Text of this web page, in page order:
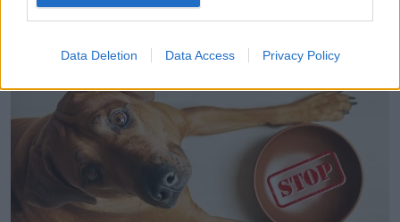
Data Deletion Data Access Privacy Policy